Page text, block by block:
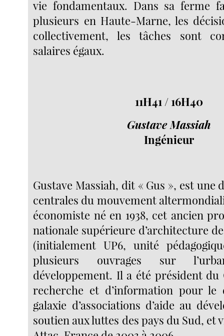
vie fondamentaux. Dans sa ferme
plusieurs en Haute-Marne, les
collectivement, les tâches sont
salaires égaux.
11H41 / 16H40
Gustave Massiah
Ingénieur
Gustave Massiah, dit « Gus », est une
centrales du mouvement
économiste né en 1938, cet ancien
nationale supérieure d’architecture
(initialement UP6, unité
plusieurs ouvrages sur
développement. Il a été président du
recherche et d’information pour le
galaxie d’associations d’aide au
soutien aux luttes des pays du Sud, et